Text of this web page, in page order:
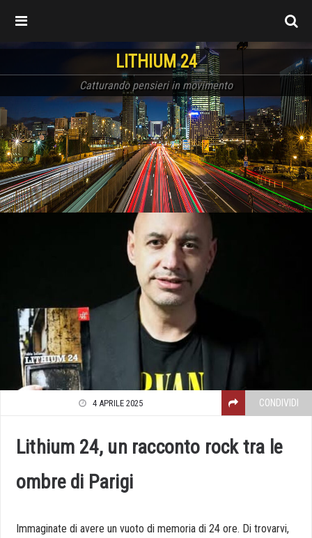
LITHIUM 24
Catturando pensieri in movimento
4 APRILE 2025 CONDIVIDI
Lithium 24, un racconto rock tra le
ombre di Parigi
Immaginate di avere un vuoto di memoria di 24 ore. Di trovarvi,